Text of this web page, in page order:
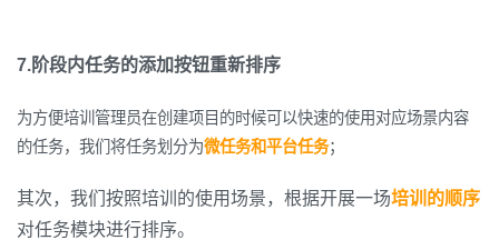
7.阶段内任务的添加按钮重新排序
为方便培训管理员在创建项目的时候可以快速的使用对应场景内容
的任务，我们将任务划分为微任务和平台任务；
其次，我们按照培训的使用场景，根据开展一场培训的顺序
对任务模块进行排序。